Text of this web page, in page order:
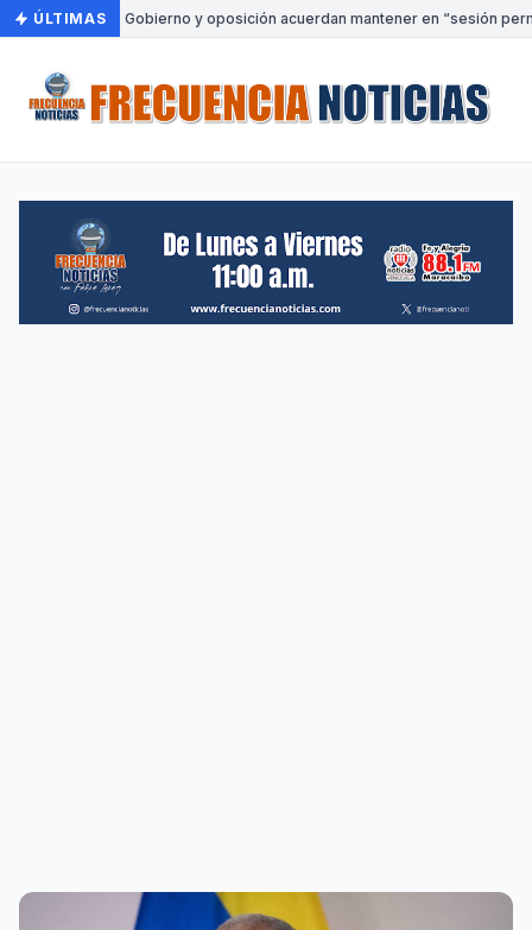
ÚLTIMAS• Gobierno y oposición acuerdan mantener en “sesión